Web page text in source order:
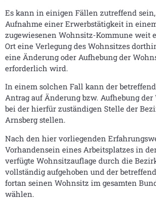
Es kann in einigen Fällen zutreffend sein,
Aufnahme einer Erwerbstätigkeit in
zugewiesenen Wohnsitz-Kommune weit
Ort eine Verlegung des Wohnsitzes
eine Änderung oder Aufhebung der
erforderlich wird.
In einem solchen Fall kann der
Antrag auf Änderung bzw. Aufhebung
bei der hierfür zuständigen Stelle der
Arnsberg stellen.
Nach den hier vorliegenden
Vorhandensein eines Arbeitsplatzes in
verfügte Wohnsitzauflage durch die
vollständig aufgehoben und der
fortan seinen Wohnsitz im gesamten
wählen.